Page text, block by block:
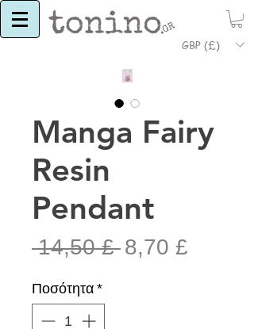
GBP (£)
Manga Fairy
Resin
Pendant
14,50 £ Κανονική
8,70 £
Ποσότητα *